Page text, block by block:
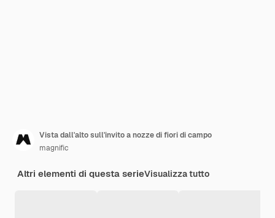
Vista dall'alto sull'invito a nozze di fiori di campo
magnific
Altri elementi di questa serieVisualizza tutto